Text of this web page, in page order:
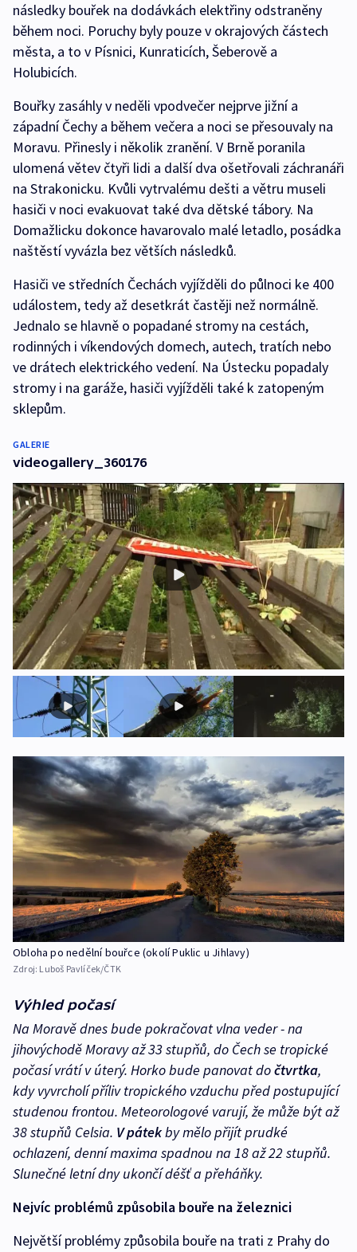
následky bouřek na dodávkách elektřiny odstraněny
během noci. Poruchy byly pouze v okrajových částech
města, a to v Písnici, Kunraticích, Šeberově a
Holubicích.
Bouřky zasáhly v neděli vpodvečer nejprve jižní a
západní Čechy a během večera a noci se přesouvaly na
Moravu. Přinesly i několik zranění. V Brně poranila
ulomená větev čtyři lidi a další dva ošetřovali záchranáři
na Strakonicku. Kvůli vytrvalému dešti a větru museli
hasiči v noci evakuovat také dva dětské tábory. Na
Domažlicku dokonce havarovalo malé letadlo, posádka
naštěstí vyvázla bez větších následků.
Hasiči ve středních Čechách vyjížděli do půlnoci ke 400
událostem, tedy až desetkrát častěji než normálně.
Jednalo se hlavně o popadané stromy na cestách,
rodinných i víkendových domech, autech, tratích nebo
ve drátech elektrického vedení. Na Ústecku popadaly
stromy i na garáže, hasiči vyjížděli také k zatopeným
sklepům.
GALERIE
videogallery_360176
Obloha po nedělní bouřce (okolí Puklic u Jihlavy)
Zdroj: Luboš Pavlíček/ČTK
Výhled počasí
Na Moravě dnes bude pokračovat vlna veder - na
jihovýchodě Moravy až 33 stupňů, do Čech se tropické
počasí vrátí v úterý. Horko bude panovat dočtvrtka,
kdy vyvrcholí příliv tropického vzduchu před postupující
studenou frontou. Meteorologové varují, že může být až
38 stupňů Celsia. V pátekby mělo přijít prudké
ochlazení, denní maxima spadnou na 18 až 22 stupňů.
Slunečné letní dny ukončí déšť a přeháňky.
Nejvíc problémů způsobila bouře na železnici
Největší problémy způsobila bouře na trati z Prahy do